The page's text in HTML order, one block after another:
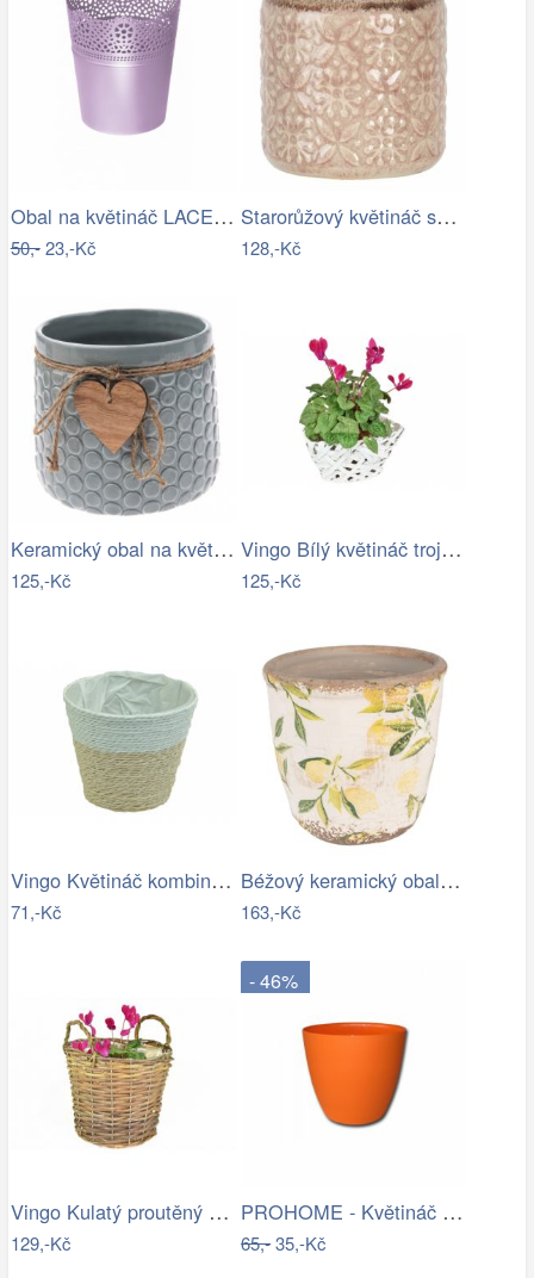
Obal na květináč LACE 14cm
50,-23,-Kč
Starorůžový květináč se vzorem a…
128,-Kč
Keramický obal na květináč Heart, šedá,…
125,-Kč
Vingo Bílý květináč trojhranný Rozměry …
125,-Kč
Vingo Květináč kombinace přírodní a…
71,-Kč
Béžový keramický obal na květináč s…
163,-Kč
Vingo Kulatý proutěný obal na…
129,-Kč
- 46%
PROHOME - Květináč dekorační ELLA 18cm…
65,-35,-Kč